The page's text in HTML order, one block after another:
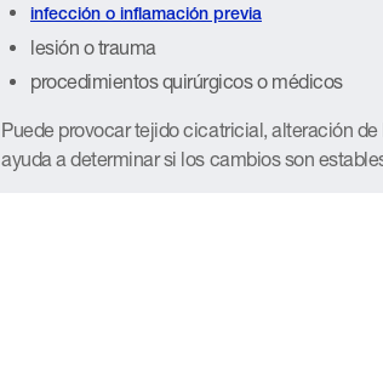
infección o inflamación previa
lesión o trauma
procedimientos quirúrgicos o médicos
Puede provocar tejido cicatricial, alteración
ayuda a determinar si los cambios son